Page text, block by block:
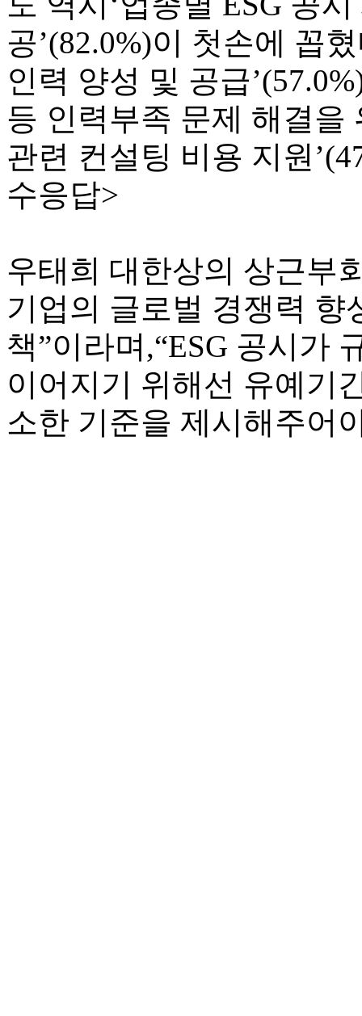
공’(82.0%)이 첫손에 꼽
인력 양성 및 공급
등 인력부족 문제 해결을
관련 컨설팅 비용 지원
수응답>
우태희 대한상의 상근부
기업의 글로벌 경쟁력 향
책”이라며,“ESG 공시가
이어지기 위해선 유예기
소한 기준을 제시해주어